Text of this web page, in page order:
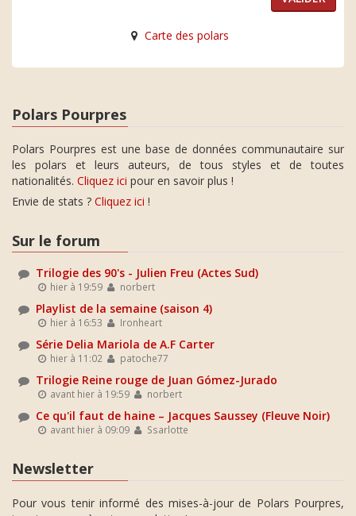
Carte des polars
Polars Pourpres
Polars Pourpres est une base de données communautaire sur
les polars et leurs auteurs, de tous styles et de toutes
nationalités. Cliquez ici pour en savoir plus !
Envie de stats ? Cliquez ici !
Sur le forum
Trilogie des 90's - Julien Freu (Actes Sud)
hier à 19:59 norbert
Playlist de la semaine (saison 4)
hier à 16:53 Ironheart
Série Delia Mariola de A.F Carter
hier à 11:02 patoche77
Trilogie Reine rouge de Juan Gómez-Jurado
avant hier à 19:59 norbert
Ce qu'il faut de haine – Jacques Saussey (Fleuve Noir)
avant hier à 09:09 Ssarlotte
Newsletter
Pour vous tenir informé des mises-à-jour de Polars Pourpres,